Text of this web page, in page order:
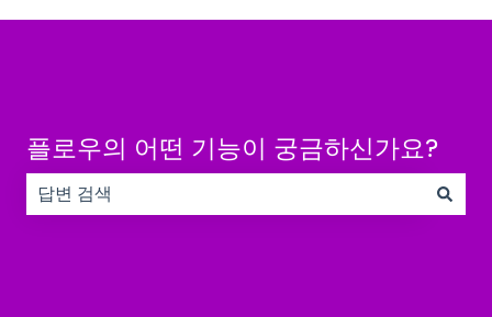
플로우의 어떤 기능이 궁금하신가요?